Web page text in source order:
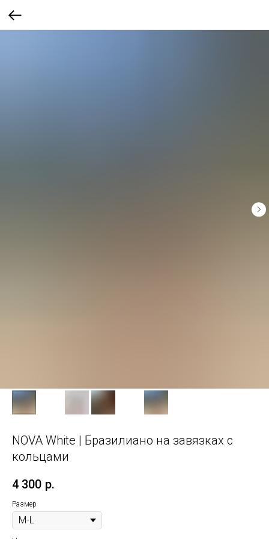
NOVA White | Бразилиано на завязках с
кольцами
4 300 р.
Размер